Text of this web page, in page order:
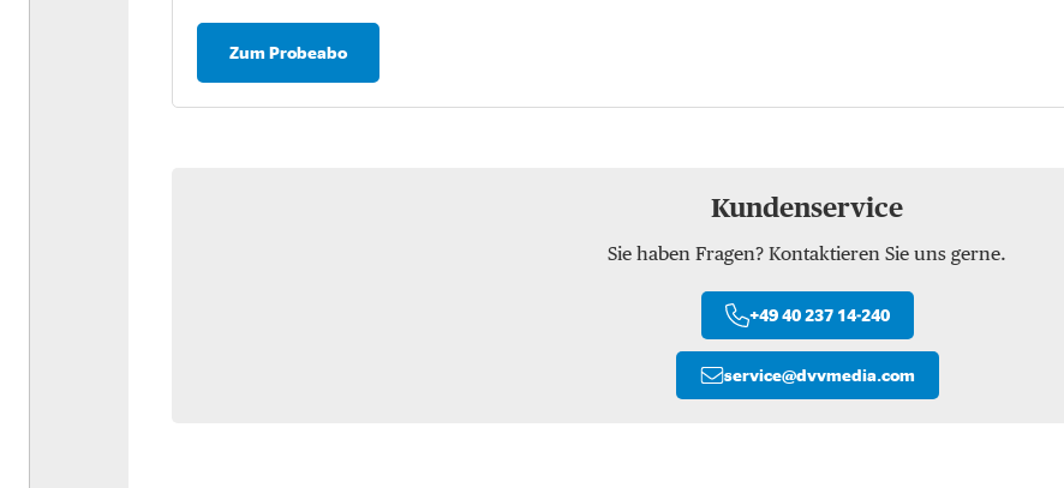
Umfrage: Nachhaltigkeit in
der Logistik
Zum Probeabo
Kundenservice
Sie haben Fragen? Kontaktieren Sie uns gerne.
+49 40 237 14-240
service@dvvmedia.com